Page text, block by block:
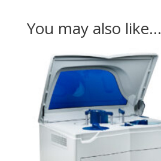
You may also like…